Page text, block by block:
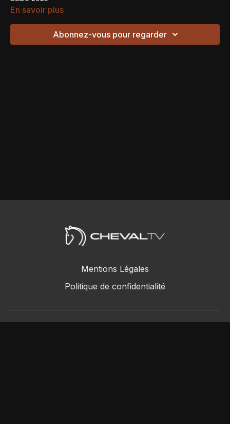
En savoir plus
Abonnez-vous pour regarder
Mentions Légales
Politique de confidentialité